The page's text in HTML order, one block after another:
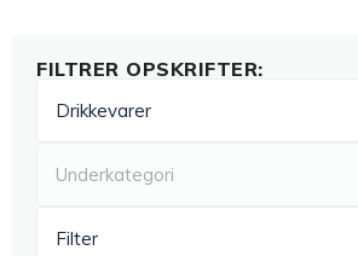
FILTRER OPSKRIFTER:
Drikkevarer
Underkategori
Filter